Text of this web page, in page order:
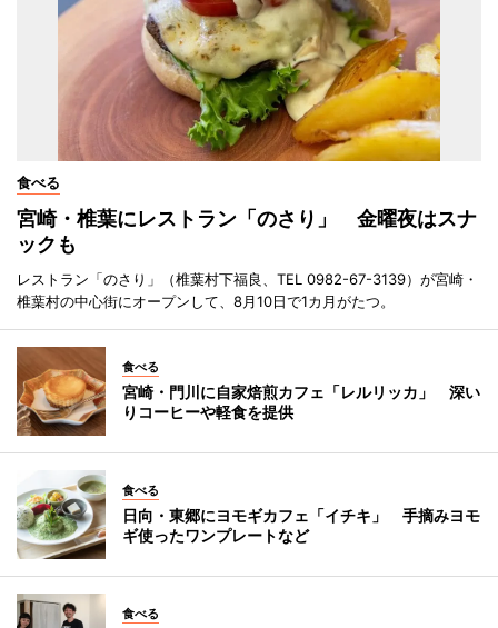
食べる
宮崎・椎葉にレストラン「のさり」 金曜夜はスナ
ックも
レストラン「のさり」（椎葉村下福良、TEL 0982-67-3139）が宮崎・
椎葉村の中心街にオープンして、8月10日で1カ月がたつ。
食べる
宮崎・門川に自家焙煎カフェ「レルリッカ」 深い
りコーヒーや軽食を提供
食べる
日向・東郷にヨモギカフェ「イチキ」 手摘みヨモ
ギ使ったワンプレートなど
食べる